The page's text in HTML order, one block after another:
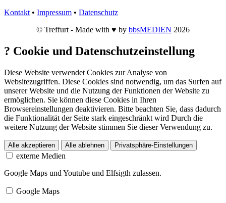
Kontakt • Impressum • Datenschutz
© Treffurt - Made with ♥ by bbsMEDIEN 2026
? Cookie und Datenschutzeinstellung
Diese Website verwendet Cookies zur Analyse von
Websitezugriffen. Diese Cookies sind notwendig, um das Surfen auf
unserer Website und die Nutzung der Funktionen der Website zu
ermöglichen. Sie können diese Cookies in Ihren
Browsereinstellungen deaktivieren. Bitte beachten Sie, dass dadurch
die Funktionalität der Seite stark eingeschränkt wird Durch die
weitere Nutzung der Website stimmen Sie dieser Verwendung zu.
Alle akzeptieren Alle ablehnen Privatsphäre-Einstellungen
externe Medien
Google Maps und Youtube und Elfsigth zulassen.
Google Maps